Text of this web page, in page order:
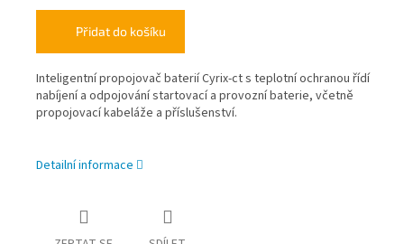
Přidat do košíku
Inteligentní propojovač baterií Cyrix-ct s teplotní ochranou řídí
nabíjení a odpojování startovací a provozní baterie, včetně
propojovací kabeláže a příslušenství.
Detailní informace